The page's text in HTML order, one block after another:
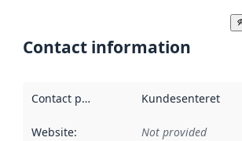
Contact information
Contact point Kundesenteret
Website: Not provided